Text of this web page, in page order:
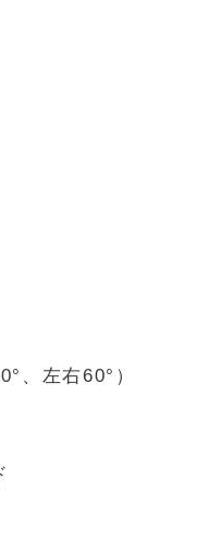
、左右60°）